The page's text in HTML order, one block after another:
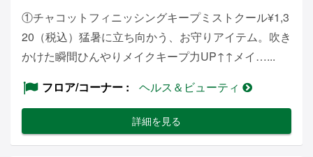
①チャコットフィニッシングキープミストクール¥1,3
20（税込）猛暑に立ち向かう、お守りアイテム。吹き
かけた瞬間ひんやりメイクキープ力UP↑↑メイ…...
フロア/コーナー
ヘルス＆ビューティ
詳細を見る